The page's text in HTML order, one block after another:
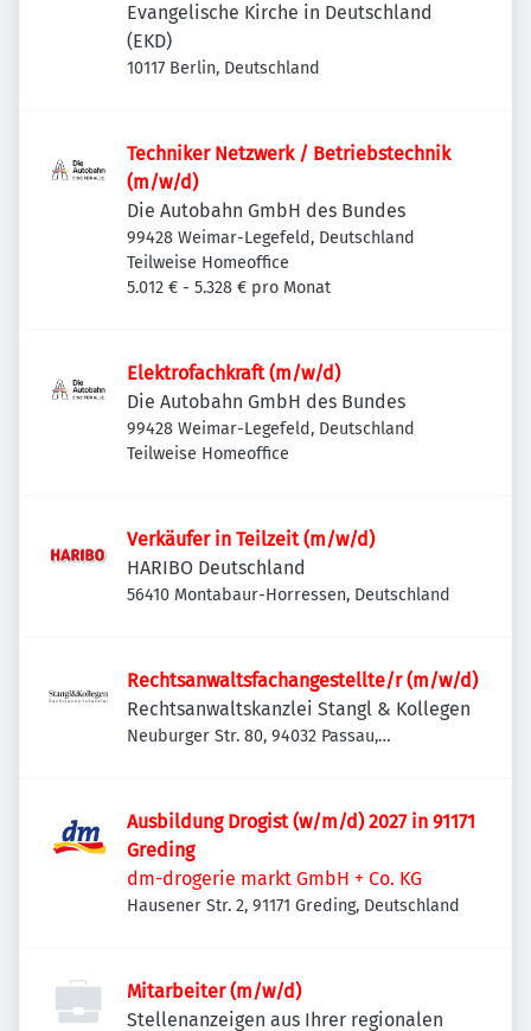
Evangelische Kirche in Deutschland
(EKD)
10117 Berlin, Deutschland
Techniker Netzwerk / Betriebstechnik
(m/w/d)
Die Autobahn GmbH des Bundes
99428 Weimar-Legefeld, Deutschland
Teilweise Homeoffice
5.012 € - 5.328 € pro Monat
Elektrofachkraft (m/w/d)
Die Autobahn GmbH des Bundes
99428 Weimar-Legefeld, Deutschland
Teilweise Homeoffice
Verkäufer in Teilzeit (m/w/d)
HARIBO Deutschland
56410 Montabaur-Horressen, Deutschland
Rechtsanwaltsfachangestellte/r (m/w/d)
Rechtsanwaltskanzlei Stangl & Kollegen
Neuburger Str. 80, 94032 Passau,
Ausbildung Drogist (w/m/d) 2027 in 91171
Greding
dm-drogerie markt GmbH + Co. KG
Hausener Str. 2, 91171 Greding, Deutschland
Mitarbeiter (m/w/d)
Stellenanzeigen aus Ihrer regionalen